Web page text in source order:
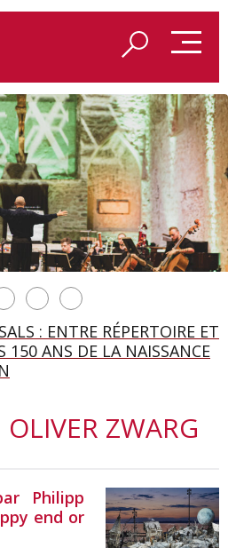
À SALZBOURG, UNE
PAR ROMEO
PASCAL
: ENTRE RÉPERTOIRE ET
150 ANS DE LA NAISSANCE
ANNIVERSAIRE DU RING
PAR L’IA
CENTIÈME
MES PARENTS AVAIENT
CISELÉ »
ZWARG
Philipp
end or